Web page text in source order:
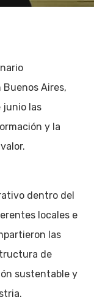
Aires,
junio las
y la
dentro del
locales e
las
de
sustentable y